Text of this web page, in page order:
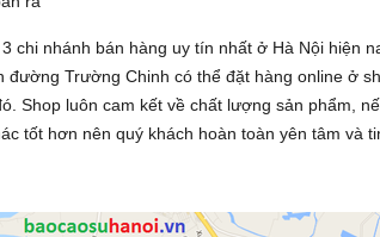
chi nhánh bán hàng uy tín nhất ở Hà Nội hiện
Trường Chinh có thể đặt hàng online ở
Shop luôn cam kết về chất lượng sản phẩm,
tốt hơn nên quý khách hoàn toàn yên tâm và